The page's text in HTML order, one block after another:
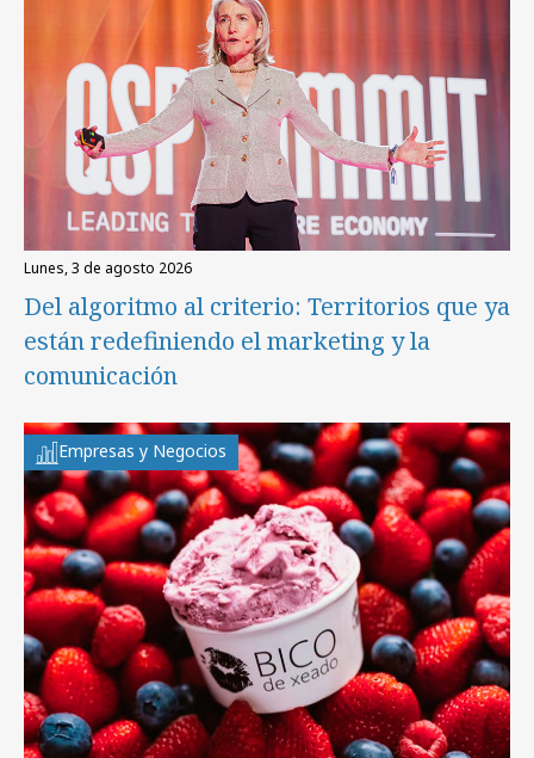
lunes, 3 de agosto 2026
Del algoritmo al criterio: Territorios que ya
están redefiniendo el marketing y la
comunicación
Empresas y Negocios